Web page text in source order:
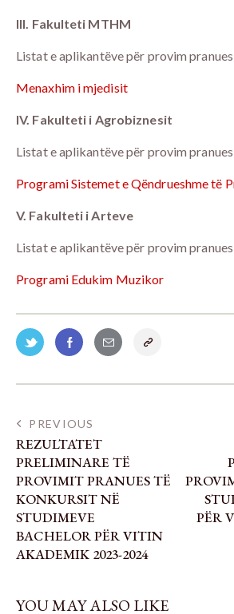
III. Fakulteti MTHM
Listat e aplikantëve për provim pranues
Menaxhim i mjedisit
IV. Fakulteti i Agrobiznesit
Listat e aplikantëve për provim pranues
Programi Sistemet e Qëndrueshme të
V. Fakulteti i Arteve
Listat e aplikantëve për provim pranues
Programi Edukim Muzikor
PREVIOUS
REZULTATET
PRELIMINARE TË
PROVIMIT PRANUES TË
KONKURSIT NË
STUDIMEVE
BACHELOR PËR VITIN
AKADEMIK 2023-2024
PËR
YOU MAY ALSO LIKE